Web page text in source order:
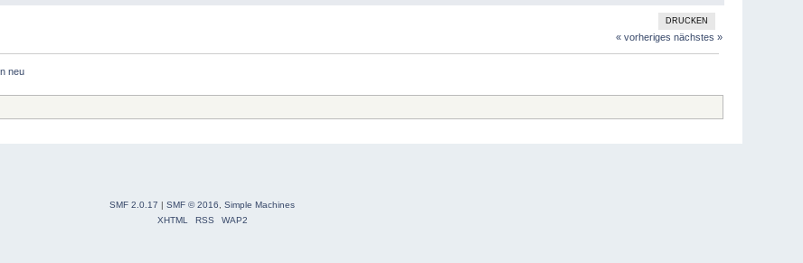
DRUCKEN
« vorheriges nächstes »
neu
SMF 2.0.17 | SMF © 2016
Simple Machines
XHTML
RSS WAP2